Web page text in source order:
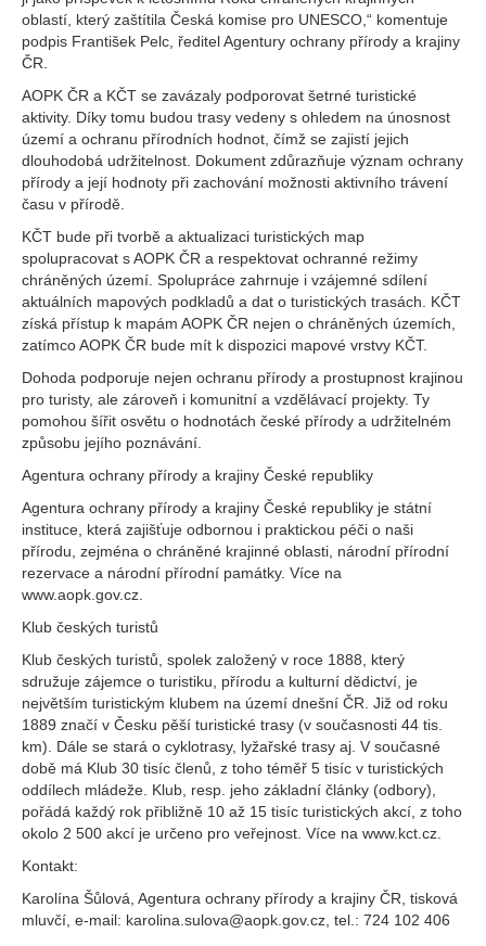
oblastí, který zaštítila Česká komise pro UNESCO,“ komentuje
podpis František Pelc, ředitel Agentury ochrany přírody a krajiny
ČR.
AOPK ČR a KČT se zavázaly podporovat šetrné turistické
aktivity. Díky tomu budou trasy vedeny s ohledem na únosnost
území a ochranu přírodních hodnot, čímž se zajistí jejich
dlouhodobá udržitelnost. Dokument zdůrazňuje význam ochrany
přírody a její hodnoty při zachování možnosti aktivního trávení
času v přírodě.
KČT bude při tvorbě a aktualizaci turistických map
spolupracovat s AOPK ČR a respektovat ochranné režimy
chráněných území. Spolupráce zahrnuje i vzájemné sdílení
aktuálních mapových podkladů a dat o turistických trasách. KČT
získá přístup k mapám AOPK ČR nejen o chráněných územích,
zatímco AOPK ČR bude mít k dispozici mapové vrstvy KČT.
Dohoda podporuje nejen ochranu přírody a prostupnost krajinou
pro turisty, ale zároveň i komunitní a vzdělávací projekty. Ty
pomohou šířit osvětu o hodnotách české přírody a udržitelném
způsobu jejího poznávání.
Agentura ochrany přírody a krajiny České republiky
Agentura ochrany přírody a krajiny České republiky je státní
instituce, která zajišťuje odbornou i praktickou péči o naši
přírodu, zejména o chráněné krajinné oblasti, národní přírodní
rezervace a národní přírodní památky. Více na
www.aopk.gov.cz.
Klub českých turistů
Klub českých turistů, spolek založený v roce 1888, který
sdružuje zájemce o turistiku, přírodu a kulturní dědictví, je
největším turistickým klubem na území dnešní ČR. Již od roku
1889 značí v Česku pěší turistické trasy (v současnosti 44 tis.
km). Dále se stará o cyklotrasy, lyžařské trasy aj. V současné
době má Klub 30 tisíc členů, z toho téměř 5 tisíc v turistických
oddílech mládeže. Klub, resp. jeho základní články (odbory),
pořádá každý rok přibližně 10 až 15 tisíc turistických akcí, z toho
okolo 2 500 akcí je určeno pro veřejnost. Více na www.kct.cz.
Kontakt:
Karolína Šůlová, Agentura ochrany přírody a krajiny ČR, tisková
mluvčí, e-mail: karolina.sulova@aopk.gov.cz, tel.: 724 102 406